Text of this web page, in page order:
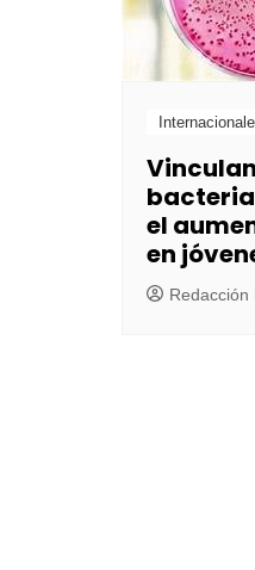
el
en
Redacción